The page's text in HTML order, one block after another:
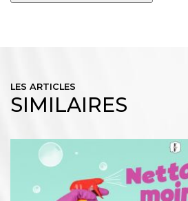
LES ARTICLES
SIMILAIRES